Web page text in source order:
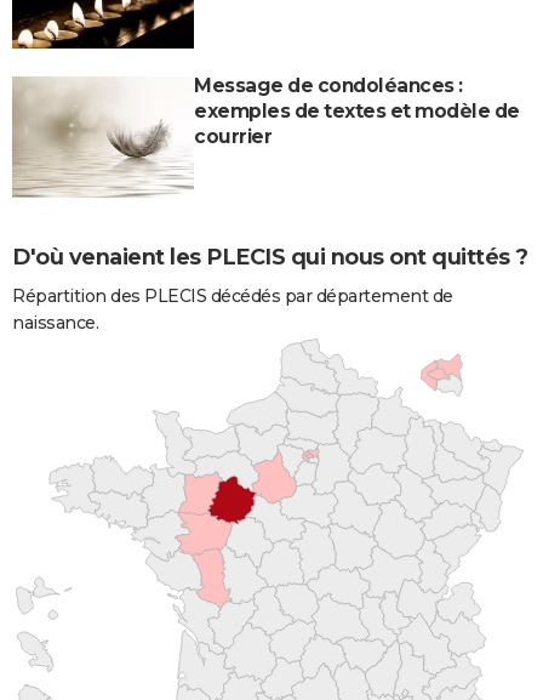
Message de condoléances :
exemples de textes et modèle de
courrier
D'où venaient les PLECIS qui nous ont quittés ?
Répartition des PLECIS décédés par département de
naissance.